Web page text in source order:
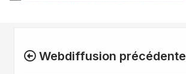
Webdiffusion précédente